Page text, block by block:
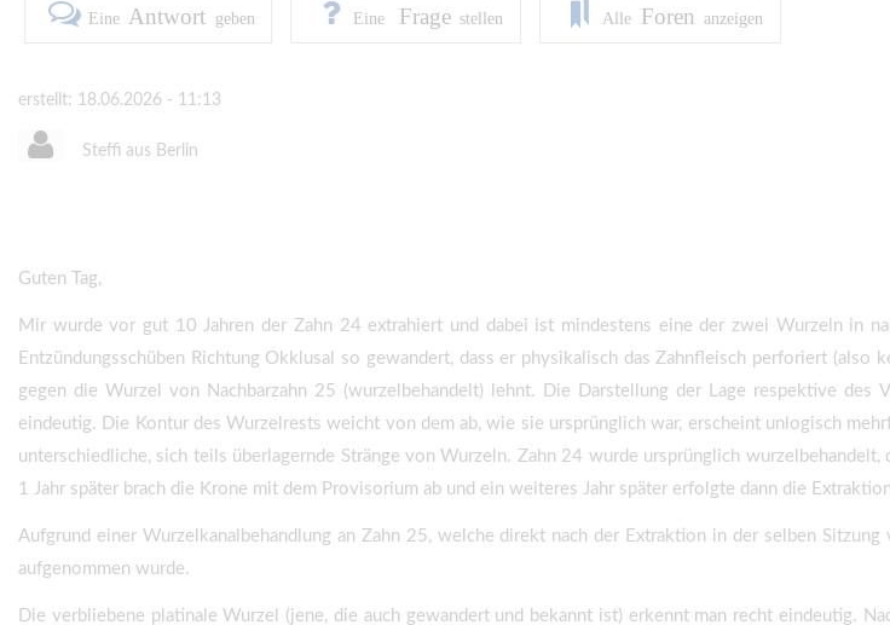
Eine Antwort geben Eine Frage stellen Alle Foren anzeigen
erstellt: 18.06.2026 - 11:13
Steffi aus Berlin
Guten Tag,
Mir wurde vor gut 10 Jahren der Zahn 24 extrahiert und dabei ist mindestens eine der zwei Wurzeln in
Entzündungsschüben Richtung Okklusal so gewandert, dass er physikalisch das Zahnfleisch perforiert
gegen die Wurzel von Nachbarzahn 25 (wurzelbehandelt) lehnt. Die Darstellung der Lage respektive
eindeutig. Die Kontur des Wurzelrests weicht von dem ab, wie sie ursprünglich war, erscheint unlogisch
unterschiedliche, sich teils überlagernde Stränge von Wurzeln. Zahn 24 wurde ursprünglich
1 Jahr später brach die Krone mit dem Provisorium ab und ein weiteres Jahr später erfolgte dann die
Aufgrund einer Wurzelkanalbehandlung an Zahn 25, welche direkt nach der Extraktion in der selben
aufgenommen wurde.
Die verbliebene platinale Wurzel (jene, die auch gewandert und bekannt ist) erkennt man recht eindeutig.